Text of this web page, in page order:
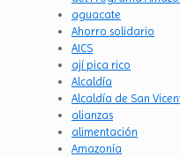
aguacate
Ahorro solidario
AICS
ají pica rico
Alcaldía
Alcaldía de San
alianzas
alimentación
Amazonía